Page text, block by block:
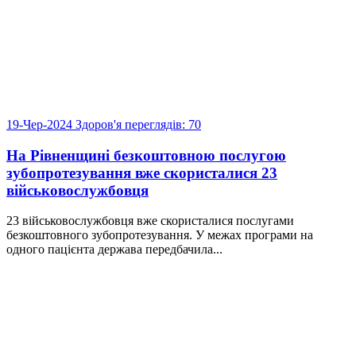
19-Чер-2024 Здоров'я переглядів: 70
На Рівненщині безкоштовною послугою
зубопротезування вже скористалися 23
військовослужбовця
23 військовослужбовця вже скористалися послугами
безкоштовного зубопротезування. У межах програми на
одного пацієнта держава передбачила...